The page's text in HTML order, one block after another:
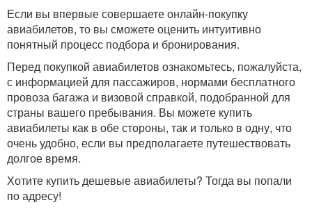
Если вы впервые совершаете онлайн-покупку
авиабилетов, то вы сможете оценить интуитивно
понятный процесс подбора и бронирования.
Перед покупкой авиабилетов ознакомьтесь, пожалуйста,
с информацией для пассажиров, нормами бесплатного
провоза багажа и визовой справкой, подобранной для
страны вашего пребывания. Вы можете купить
авиабилеты как в обе стороны, так и только в одну, что
очень удобно, если вы предполагаете путешествовать
долгое время.
Хотите купить дешевые авиабилеты? Тогда вы попали
по адресу!